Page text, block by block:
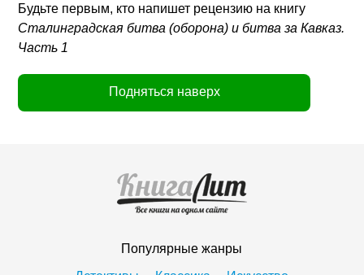
Будьте первым, кто напишет рецензию на книгу
Сталинградская битва (оборона) и битва за Кавказ.
Часть 1
Подняться наверх
Популярные жанры